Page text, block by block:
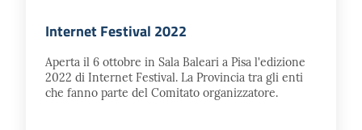
Internet Festival 2022
Aperta il 6 ottobre in Sala Baleari a Pisa l'edizione
2022 di Internet Festival. La Provincia tra gli enti
che fanno parte del Comitato organizzatore.